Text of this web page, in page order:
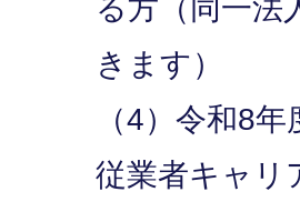
る方（同一法
きます）
（4）令和8
従業者キャリ